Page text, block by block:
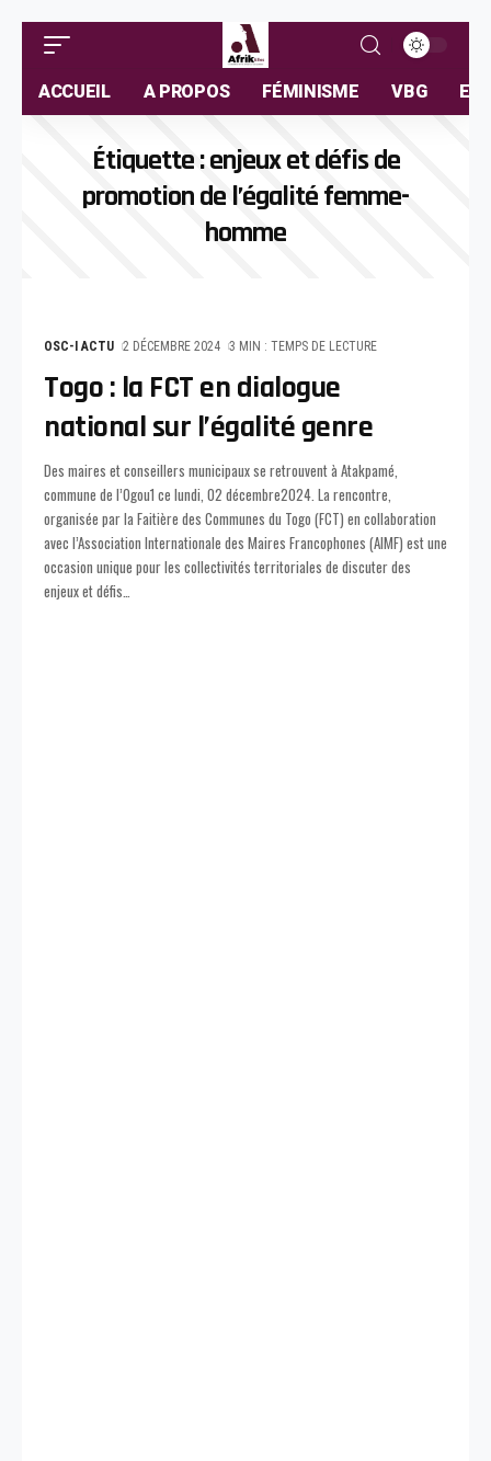
ACCUEIL A PROPOS FÉMINISME VBG
Étiquette :enjeux et défis de
promotion de l’égalité femme-
homme
OSC-I ACTU 2 DÉCEMBRE 2024 3 MIN : TEMPS DE LECTURE
Togo : la FCT en dialogue
national sur l’égalité genre
Des maires et conseillers municipaux se retrouvent à Atakpamé,
commune de l’Ogou1 ce lundi, 02 décembre2024. La rencontre,
organisée par la Faitière des Communes du Togo (FCT) en collaboration
avec l’Association Internationale des Maires Francophones (AIMF) est une
occasion unique pour les collectivités territoriales de discuter des
enjeux et défis…